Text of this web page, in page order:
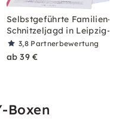
Selbstgeführte Familien-
Schnitzeljagd in Leipzig-
3,8 Partnerbewertung
ab 39 €
Boxen